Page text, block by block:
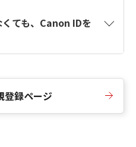
ても、Canon IDを
登録ページ